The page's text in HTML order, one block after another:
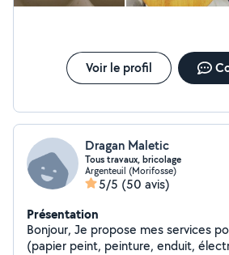
Voir le profil
Dragan Maletic
Tous travaux, bricolage
Argenteuil (Morifosse)
5/5 (50 avis)
Présentation
Bonjour, Je propose mes services pour divers travaux
(papier peint, peinture, enduit,